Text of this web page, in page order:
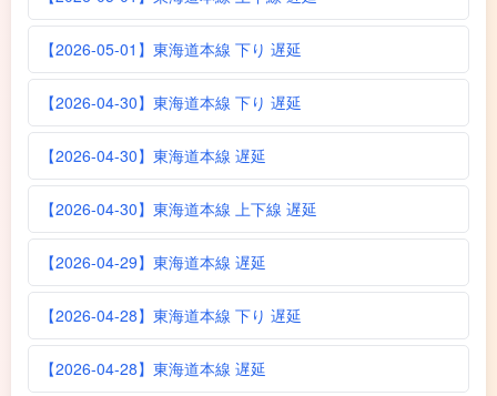
【2026-05-01】東海道本線 下り 遅延
【2026-04-30】東海道本線 下り 遅延
【2026-04-30】東海道本線 遅延
【2026-04-30】東海道本線 上下線 遅延
【2026-04-29】東海道本線 遅延
【2026-04-28】東海道本線 下り 遅延
【2026-04-28】東海道本線 遅延